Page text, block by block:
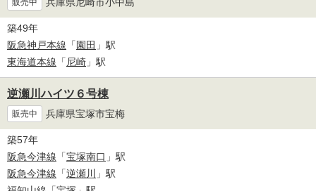
販売中
築49年
阪急神戸本線 「 園田 」駅
東海道本線 「 尼崎 」駅
逆瀬川ハイツ６号棟
販売中 兵庫県宝塚市宝梅
築57年
阪急今津線 「宝塚南口 」駅
阪急今津線 「逆瀬川
」駅